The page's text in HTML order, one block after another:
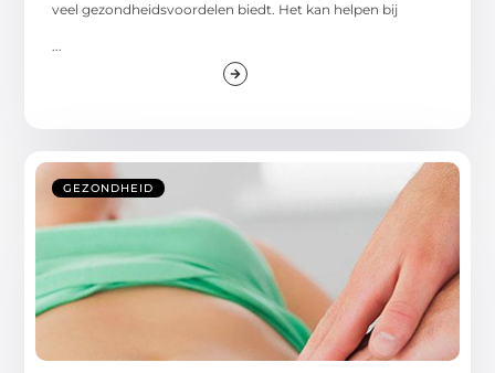
veel gezondheidsvoordelen biedt. Het kan helpen bij
GEZONDHEID